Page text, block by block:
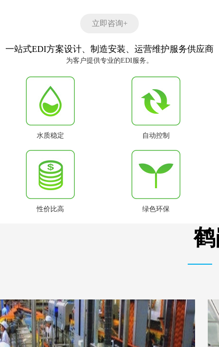
立即咨询+
一站式EDI方案设计、制造安装、运营维护服务供应商
为客户提供专业的EDI服务。
水质稳定 自动控制
性价比高 绿色环保